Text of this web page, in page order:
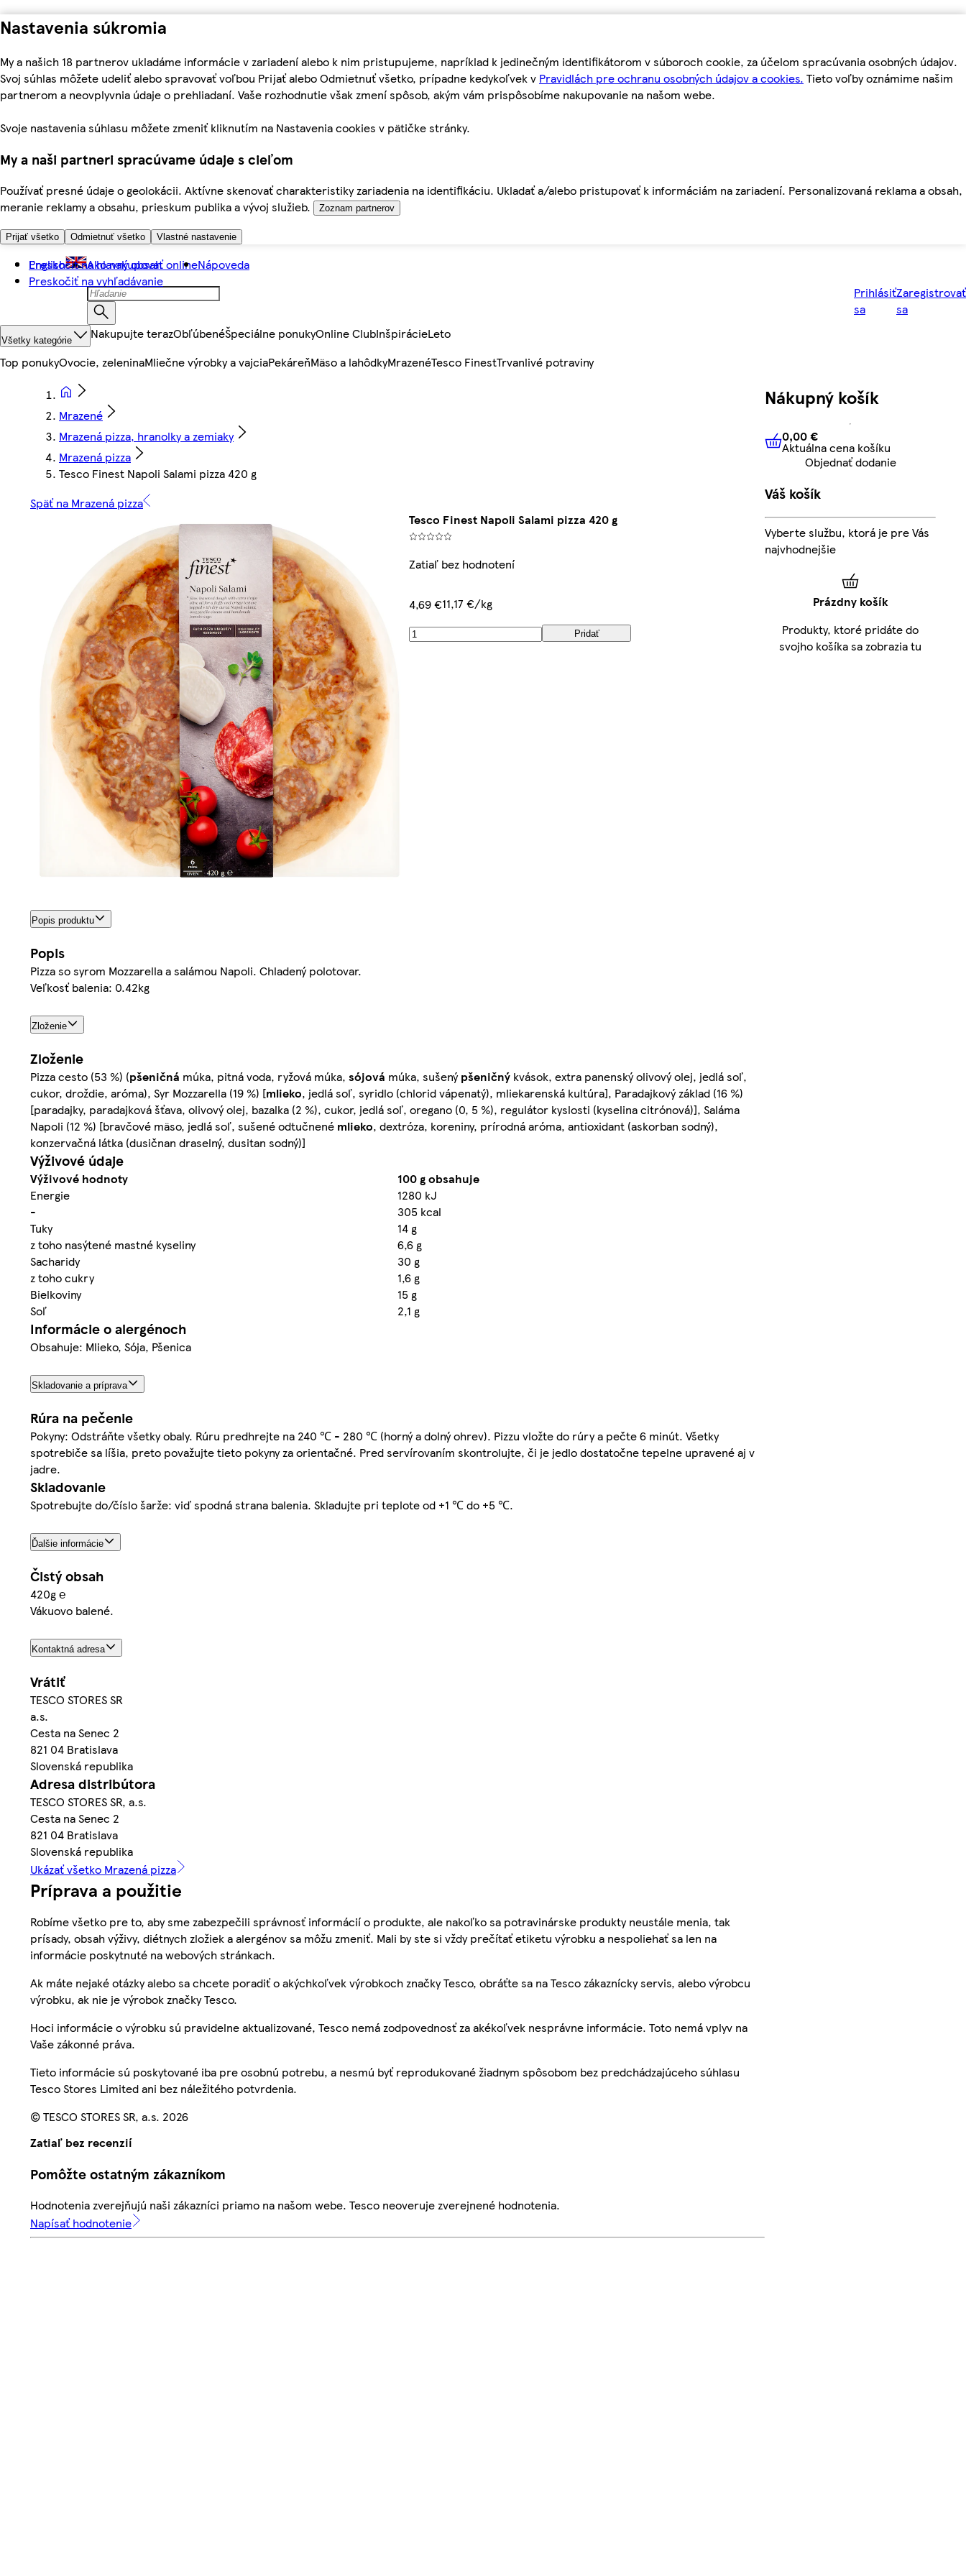
Nastavenia súkromia
My a našich 18 partnerov ukladáme informácie v zariadení alebo k nim pristupujeme, napríklad k jedinečným identifikátorom v súboroch cookie, za účelom spracúvania osobných údajov.
Svoj súhlas môžete udeliť alebo spravovať voľbou Prijať alebo Odmietnuť všetko, prípadne kedykoľvek v Pravidlách pre ochranu osobných údajov a cookies. Tieto voľby oznámime našim
partnerom a neovplyvnia údaje o prehliadaní. Vaše rozhodnutie však zmení spôsob, akým vám prispôsobíme nakupovanie na našom webe.
Svoje nastavenia súhlasu môžete zmeniť kliknutím na Nastavenia cookies v pätičke stránky.
My a naši partneri spracúvame údaje s cieľom
Používať presné údaje o geolokácii. Aktívne skenovať charakteristiky zariadenia na identifikáciu. Ukladať a/alebo pristupovať k informáciám na zariadení. Personalizovaná reklama a obsah,
meranie reklamy a obsahu, prieskum publika a vývoj služieb.
Zoznam partnerov
Prijať všetko Odmietnuť všetko Vlastné nastavenie
Preskočiť na hlavný obsah
Preskočiť na vyhľadávanie
English Ako nakupovať onlineNápoveda
Prihlásiť
sa
Zaregistrovať
sa
Všetky kategórie Nakupujte terazObľúbenéŠpeciálne ponukyOnline ClubInšpirácieLeto
Top ponukyOvocie, zeleninaMliečne výrobky a vajciaPekáreňMäso a lahôdkyMrazenéTesco FinestTrvanlivé potraviny
Mrazené
Mrazená pizza, hranolky a zemiaky
Mrazená pizza
Tesco Finest Napoli Salami pizza 420 g
Späť na Mrazená pizza
Tesco Finest Napoli Salami pizza 420 g
Zatiaľ bez hodnotení
4,69 €11,17 €/kg
Pridať
Popis produktu
Popis
Pizza so syrom Mozzarella a salámou Napoli. Chladený polotovar.
Veľkosť balenia: 0.42kg
Zloženie
Zloženie
Pizza cesto (53 %) (pšeničná múka, pitná voda, ryžová múka, sójová múka, sušenýpšeničný kvások, extra panenský olivový olej, jedlá soľ,
cukor, droždie, aróma), Syr Mozzarella (19 %) [mlieko, jedlá soľ, syridlo (chlorid vápenatý), mliekarenská kultúra], Paradajkový základ (16 %)
[paradajky, paradajková šťava, olivový olej, bazalka (2 %), cukor, jedlá soľ, oregano (0, 5 %), regulátor kyslosti (kyselina citrónová)], Saláma
Napoli (12 %) [bravčové mäso, jedlá soľ, sušené odtučnené mlieko, dextróza, koreniny, prírodná aróma, antioxidant (askorban sodný),
konzervačná látka (dusičnan draselný, dusitan sodný)]
Výživové údaje
Výživové hodnoty
100 g obsahuje
Energie
1280 kJ
-
305 kcal
Tuky
14 g
z toho nasýtené mastné kyseliny
6,6 g
Sacharidy
30 g
z toho cukry
1,6 g
Bielkoviny
15 g
Soľ
2,1 g
Informácie o alergénoch
Obsahuje: Mlieko, Sója, Pšenica
Skladovanie a príprava
Rúra na pečenie
Pokyny: Odstráňte všetky obaly. Rúru predhrejte na 240 ℃ - 280 ℃ (horný a dolný ohrev). Pizzu vložte do rúry a pečte 6 minút. Všetky
spotrebiče sa líšia, preto považujte tieto pokyny za orientačné. Pred servírovaním skontrolujte, či je jedlo dostatočne tepelne upravené aj v
jadre.
Skladovanie
Spotrebujte do/číslo šarže: viď spodná strana balenia. Skladujte pri teplote od +1 ℃ do +5 ℃.
Ďalšie informácie
Čistý obsah
420g ℮
Vákuovo balené.
Kontaktná adresa
Vrátiť
TESCO STORES SR
a.s.
Cesta na Senec 2
821 04 Bratislava
Slovenská republika
Adresa distribútora
TESCO STORES SR, a.s.
Cesta na Senec 2
821 04 Bratislava
Slovenská republika
Ukázať všetko Mrazená pizza
Príprava a použitie
Robíme všetko pre to, aby sme zabezpečili správnosť informácií o produkte, ale nakoľko sa potravinárske produkty neustále menia, tak
prísady, obsah výživy, diétnych zložiek a alergénov sa môžu zmeniť. Mali by ste si vždy prečítať etiketu výrobku a nespoliehať sa len na
informácie poskytnuté na webových stránkach.
Ak máte nejaké otázky alebo sa chcete poradiť o akýchkoľvek výrobkoch značky Tesco, obráťte sa na Tesco zákaznícky servis, alebo výrobcu
výrobku, ak nie je výrobok značky Tesco.
Hoci informácie o výrobku sú pravidelne aktualizované, Tesco nemá zodpovednosť za akékoľvek nesprávne informácie. Toto nemá vplyv na
Vaše zákonné práva.
Tieto informácie sú poskytované iba pre osobnú potrebu, a nesmú byť reprodukované žiadnym spôsobom bez predchádzajúceho súhlasu
Tesco Stores Limited ani bez náležitého potvrdenia.
© TESCO STORES SR, a.s. 2026
Zatiaľ bez recenzií
Pomôžte ostatným zákazníkom
Hodnotenia zverejňujú naši zákazníci priamo na našom webe. Tesco neoveruje zverejnené hodnotenia.
Napísať hodnotenie
Nákupný košík
0,00 € Aktuálna cena košíku
0,00 €
Aktuálna cena košíku
Objednať dodanie
Váš košík
Vyberte službu, ktorá je pre Vás
najvhodnejšie
Prázdny košík
Produkty, ktoré pridáte do
svojho košíka sa zobrazia tu